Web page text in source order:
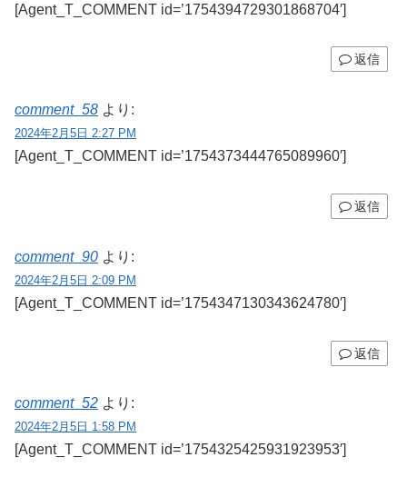
[Agent_T_COMMENT id=’1754394729301868704′]
返信
comment_58 より:
2024年2月5日 2:27 PM
[Agent_T_COMMENT id=’1754373444765089960′]
返信
comment_90 より:
2024年2月5日 2:09 PM
[Agent_T_COMMENT id=’1754347130343624780′]
返信
comment_52 より:
2024年2月5日 1:58 PM
[Agent_T_COMMENT id=’1754325425931923953′]